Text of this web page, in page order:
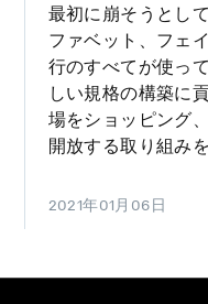
最初に崩そうとし
ファベット、フェ
行のすべてが使っ
しい規格の構築に
場をショッピング
開放する取り組み
2021年01月06日